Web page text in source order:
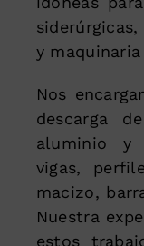
y
Nos
descarga
aluminio y
vigas,
macizo,
Nuestra
estos